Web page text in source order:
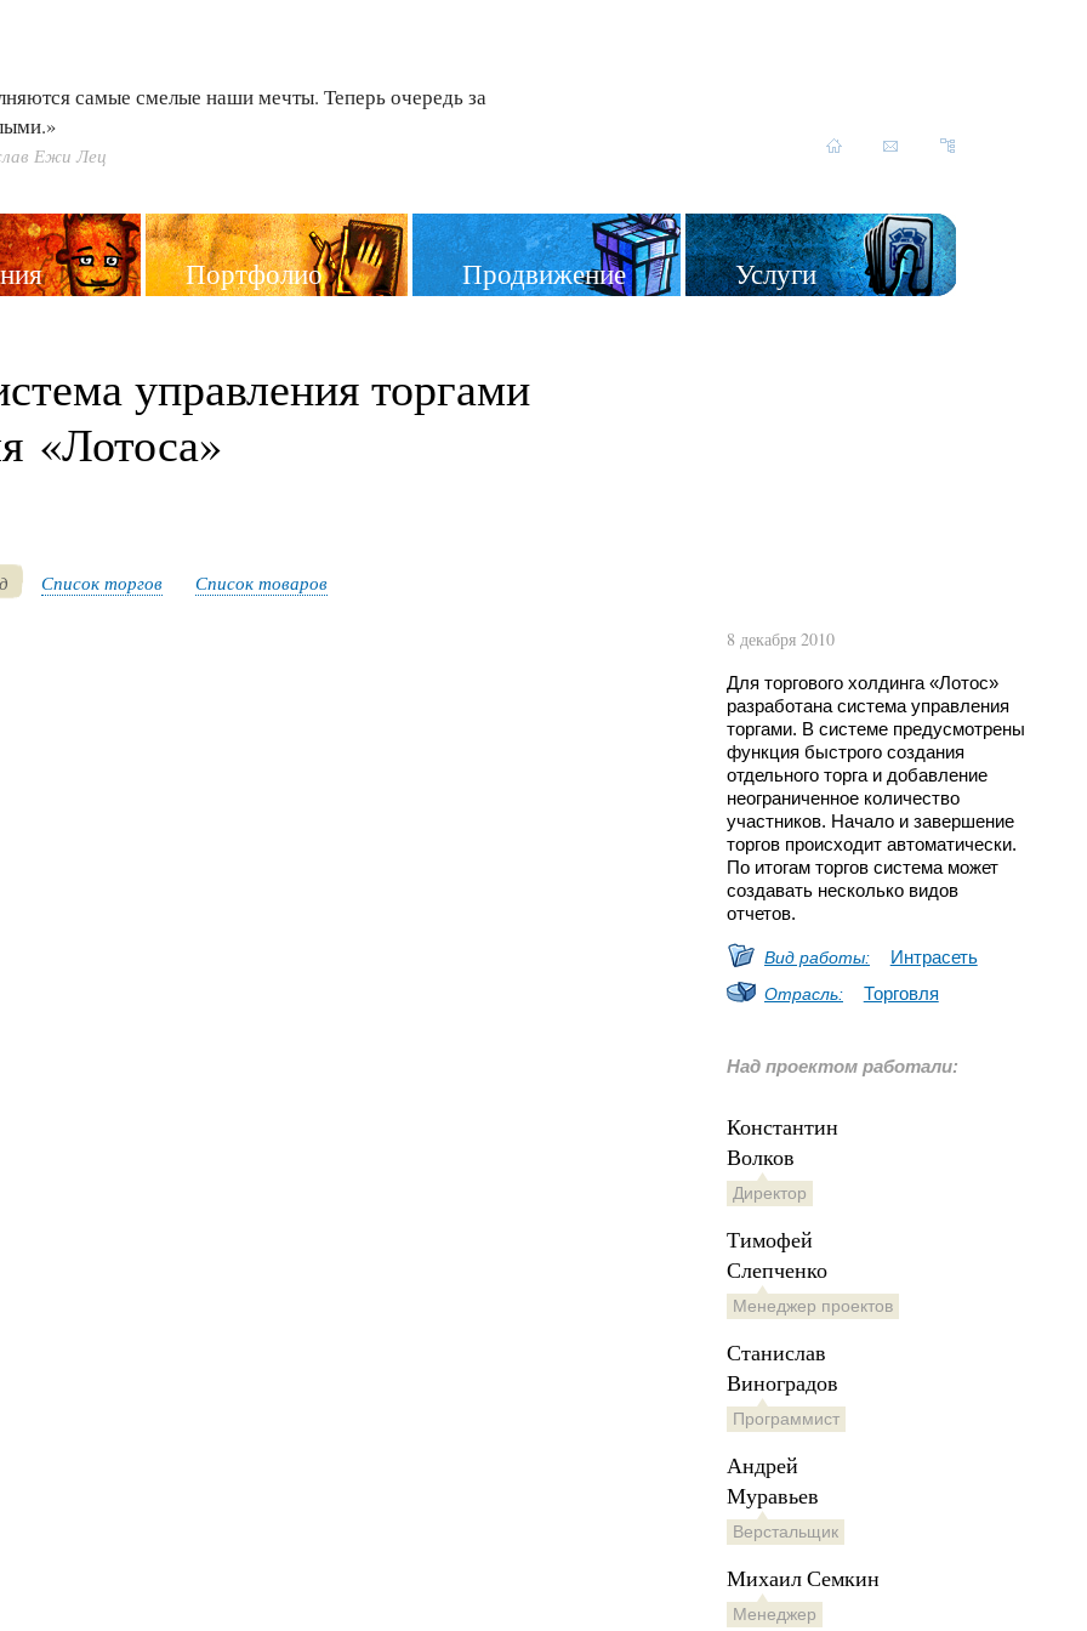
самые смелые наши мечты. Теперь очередь за
Ежи Лец
Портфолио Продвижение Услуги
управления торгами
«Лотоса»
Список торгов Список товаров
8 декабря 2010
Для торгового холдинга «Лотос»
разработана система управления
торгами. В системе предусмотрены
функция быстрого создания
отдельного торга и добавление
неограниченное количество
участников. Начало и завершение
торгов происходит автоматически.
По итогам торгов система может
создавать несколько видов
отчетов.
Вид работы: Интрасеть
Отрасль: Торговля
Над проектом работали:
Константин
Волков
Директор
Тимофей
Слепченко
Менеджер проектов
Станислав
Виноградов
Программист
Андрей
Муравьев
Верстальщик
Михаил Семкин
Менеджер